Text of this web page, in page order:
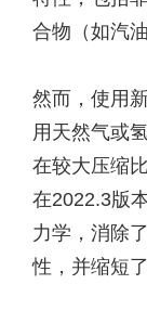
合物（如汽
然而，使用
用天然气或
在较大压缩比
在2022.3版
力学，消除
性，并缩短